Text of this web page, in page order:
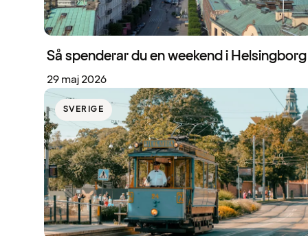
Så spenderar du en weekend i Helsingborg
29 maj 2026
SVERIGE